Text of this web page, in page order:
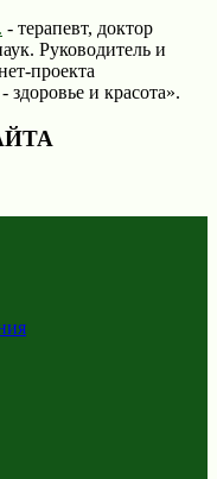
- терапевт, доктор
Руководитель и
проекта
здоровье и красота».